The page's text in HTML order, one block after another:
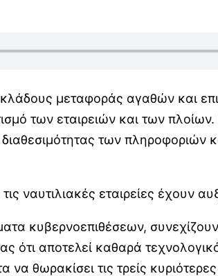
μεταφοράς αγαθών και
των εταιρειών και των
των
ναυτιλιακές εταιρείες έχουν
κυβερνοεπιθέσεων,
ότι αποτελεί καθαρά
θωρακίσει τις τρείς